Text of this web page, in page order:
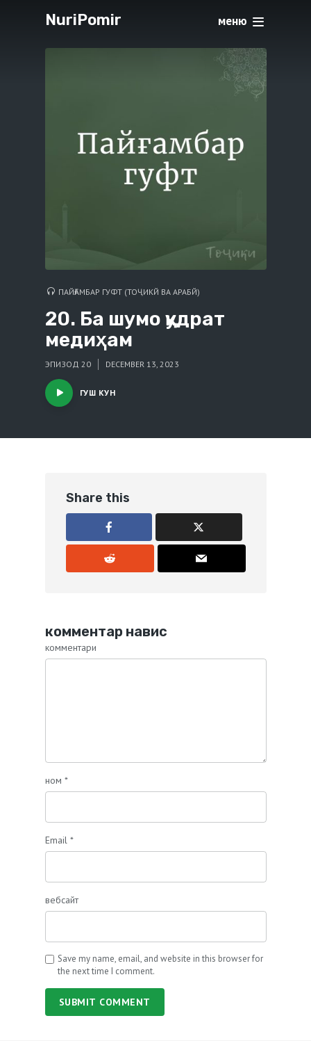
NuriPomir меню
ПАЙҒАМБАР ГУФТ (ТОҶИКЙ ВА АРАБЙ)
20. Ба шумо қудрат
медиҳам
ЭПИЗОД 20 DECEMBER 13, 2023
ГУШ КУН
Share this
комментар навис
комментари
ном *
Email *
вебсайт
Save my name, email, and website in this browser for
the next time I comment.
SUBMIT COMMENT